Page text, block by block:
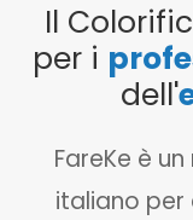
Il
per i
dell'
FareKe è
italiano per